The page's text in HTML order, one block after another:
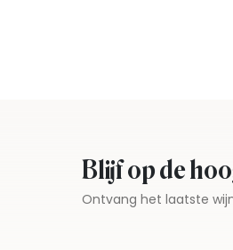
Blijf op de
Ontvang het laatste